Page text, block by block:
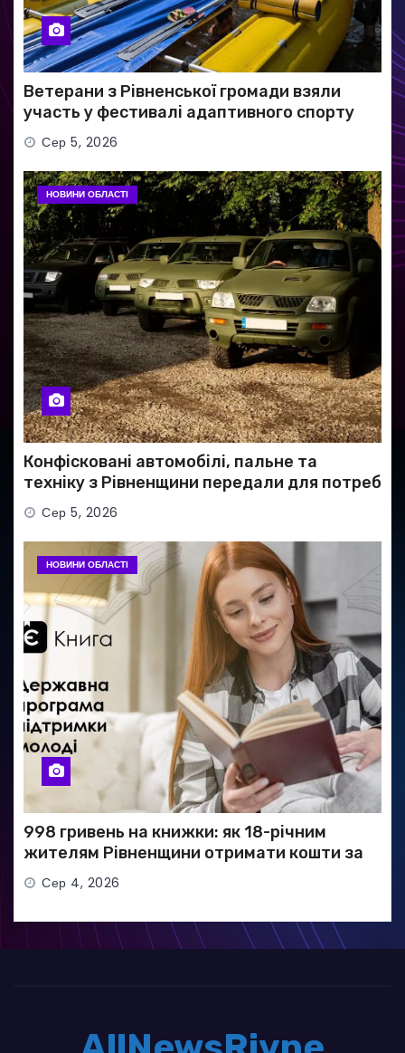
Ветерани з Рівненської громади взяли
участь у фестивалі адаптивного спорту
Сер 5, 2026
НОВИНИ ОБЛАСТІ
Конфісковані автомобілі, пальне та
техніку з Рівненщини передали для потреб
ЗСУСер 5, 2026
НОВИНИ ОБЛАСТІ
998 гривень на книжки: як 18-річним
жителям Рівненщини отримати кошти за
програмою «єКнига»
Сер 4, 2026